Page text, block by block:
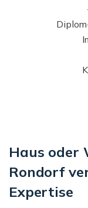
Haus oder
Rondorf
Expertise